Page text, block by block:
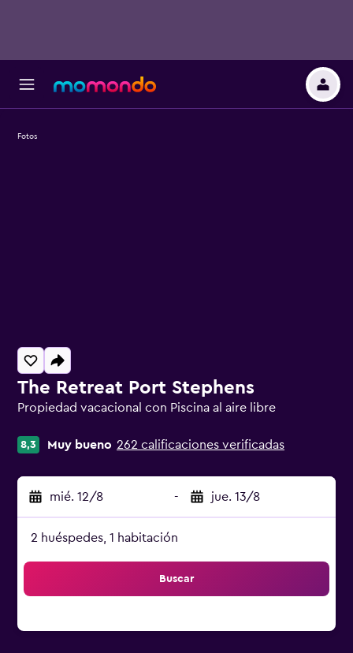
The Retreat Port Stephens
Propiedad vacacional con Piscina al aire libre
8,3 Muy bueno 262 calificaciones verificadas
mié. 12/8 - jue. 13/8
2 huéspedes, 1 habitación
Buscar
Fotos